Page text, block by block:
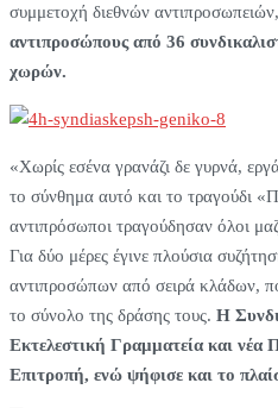
συμμετοχή διεθνών
αντιπροσώπους από 36
χωρών.
«Χωρίς εσένα γρανάζι δε γυρνά,
το σύνθημα αυτό και το τραγούδι
αντιπρόσωποι τραγούδησαν όλοι
Για δύο μέρες έγινε πλούσια
αντιπροσώπων από σειρά κλάδων,
το σύνολο της δράσης τους. Η
Εκτελεστική Γραμματεία και νέα
Επιτροπή, ενώ ψήφισε και το